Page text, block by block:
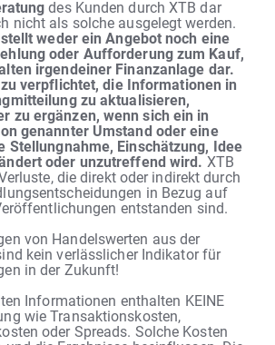
des Kunden durch XTB dar
nicht als solche ausgelegt werden.
weder ein Angebot noch eine
oder Aufforderung zum Kauf,
irgendeiner Finanzanlage dar.
verpflichtet, die Informationen in
zu aktualisieren,
zu ergänzen, wenn sich ein in
genannter Umstand oder eine
Stellungnahme, Einschätzung, Idee
oder unzutreffend wird. XTB
die direkt oder indirekt durch
in Bezug auf
entstanden sind.
von Handelswerten aus der
kein verlässlicher Indikator für
in der Zukunft!
Informationen enthalten KEINE
wie Transaktionskosten,
oder Spreads. Solche Kosten